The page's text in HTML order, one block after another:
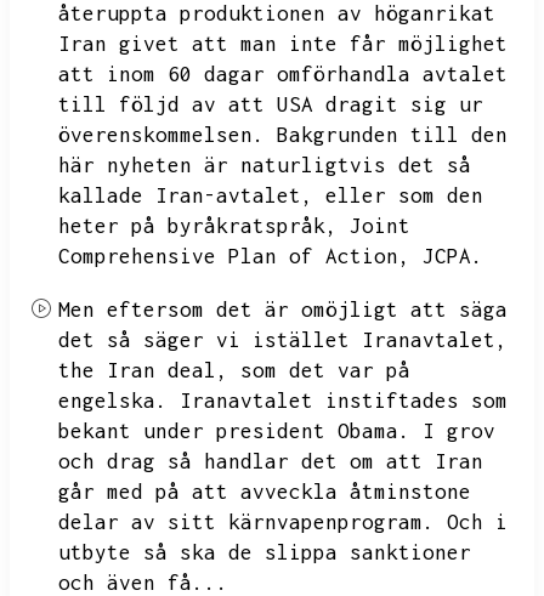
återuppta produktionen av höganrikat
Iran givet att man inte får möjlighet
att inom 60 dagar omförhandla avtalet
till följd av att USA dragit sig ur
överenskommelsen.
Bakgrunden till den
här nyheten är naturligtvis det så
kallade Iran-avtalet,
eller som den
heter på byråkratspråk,
Joint
Comprehensive Plan of Action,
JCPA.
Men eftersom det är omöjligt att säga
det så säger vi istället Iranavtalet,
the Iran deal,
som det var på
engelska.
Iranavtalet instiftades som
bekant under president Obama.
I grov
och drag så handlar det om att Iran
går med på att avveckla åtminstone
delar av sitt kärnvapenprogram.
Och i
utbyte så ska de slippa sanktioner
och även få...